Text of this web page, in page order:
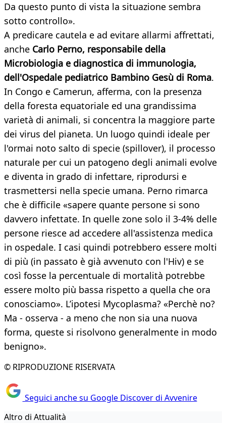
Da questo punto di vista la situazione sembra
sotto controllo».
A predicare cautela e ad evitare allarmi affrettati,
anche Carlo Perno, responsabile della
Microbiologia e diagnostica di immunologia,
dell'Ospedale pediatrico Bambino Gesù di Roma.
In Congo e Camerun, afferma, con la presenza
della foresta equatoriale ed una grandissima
varietà di animali, si concentra la maggiore parte
dei virus del pianeta. Un luogo quindi ideale per
l'ormai noto salto di specie (spillover), il processo
naturale per cui un patogeno degli animali evolve
e diventa in grado di infettare, riprodursi e
trasmettersi nella specie umana. Perno rimarca
che è difficile «sapere quante persone si sono
davvero infettate. In quelle zone solo il 3-4% delle
persone riesce ad accedere all'assistenza medica
in ospedale. I casi quindi potrebbero essere molti
di più (in passato è già avvenuto con l'Hiv) e se
così fosse la percentuale di mortalità potrebbe
essere molto più bassa rispetto a quella che ora
conosciamo». L’ipotesi Mycoplasma? «Perchè no?
Ma - osserva - a meno che non sia una nuova
forma, queste si risolvono generalmente in modo
benigno».
© RIPRODUZIONE RISERVATA
Seguici anche su Google Discover di Avvenire
Altro di Attualità